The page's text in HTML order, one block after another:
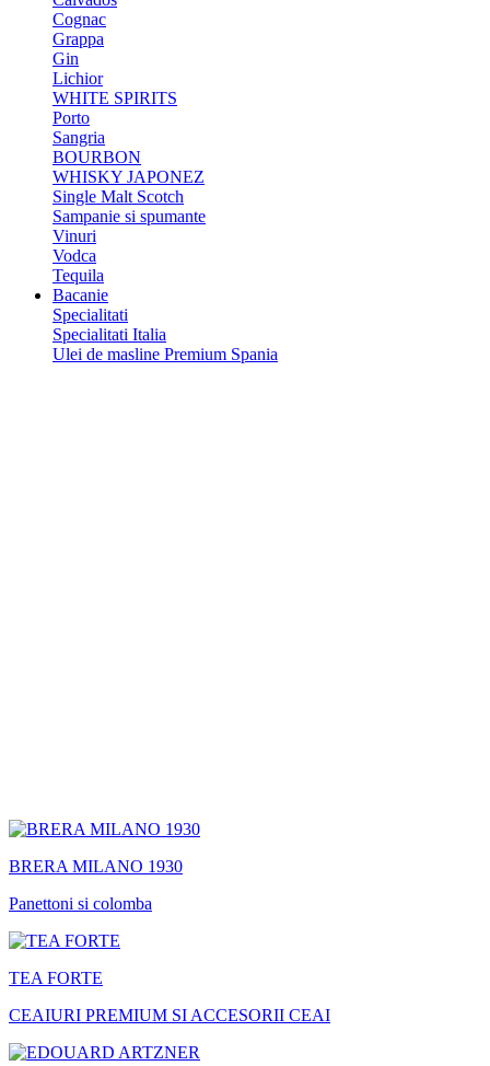
Cognac
Grappa
Gin
Lichior
WHITE SPIRITS
Porto
Sangria
BOURBON
WHISKY JAPONEZ
Single Malt Scotch
Sampanie si spumante
Vinuri
Vodca
Tequila
Bacanie
Specialitati
Specialitati Italia
Ulei de masline Premium Spania
BRERA MILANO 1930
Panettoni si colomba
TEA FORTE
CEAIURI PREMIUM SI ACCESORII CEAI